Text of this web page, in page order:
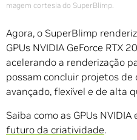
magem cortesia do SuperBlimp.
Agora, o SuperBlimp
GPUs NVIDIA GeForce RTX
acelerando a renderização
possam concluir projetos de
avançado, flexível e de alta
Saiba como as GPUs
futuro da criatividade.